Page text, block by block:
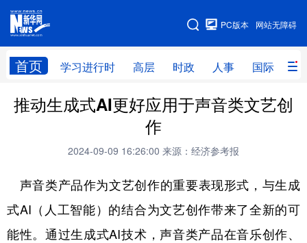
网站无障碍
PC版本
首页 学习进行时 高层 时政 人事 国际 财
网站地图
学习进行时 高层 时政 人事
全球连线
科技 科创 量子 体育
文化 书画 健康 军事
推动生成式AI更好应用于声音类文艺创
作
2024-09-09 16:26:00 来源：经济参考报
声音类产品作为文艺创作的重要表现形式，与生成
式AI（人工智能）的结合为文艺创作带来了全新的可
能性。通过生成式AI技术，声音类产品在音乐创作、